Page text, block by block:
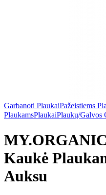
Garbanoti PlaukaiPažeistiems
PlaukamsPlaukaiPlaukų/Galvos
Kaukė
Auksu